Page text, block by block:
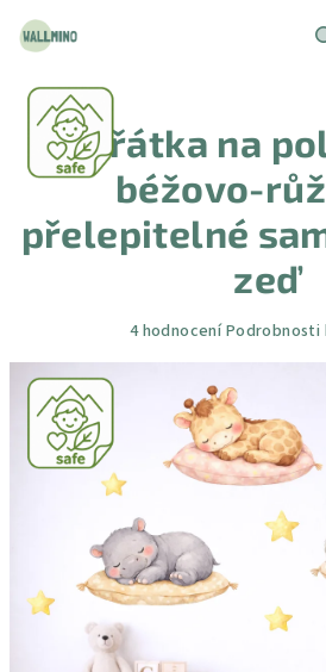
obsah
Zvířátka na
béžovo-
přelepitelné
zeď
Průměrné
4 hodnoceníPodrobnosti